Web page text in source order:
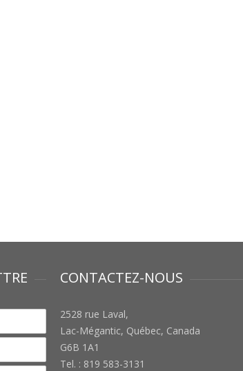
CONTACTEZ-NOUS
2528 rue Laval,
Lac-Mégantic, Québec, Canada
G6B 1A1
Tel. : 819 583-3131